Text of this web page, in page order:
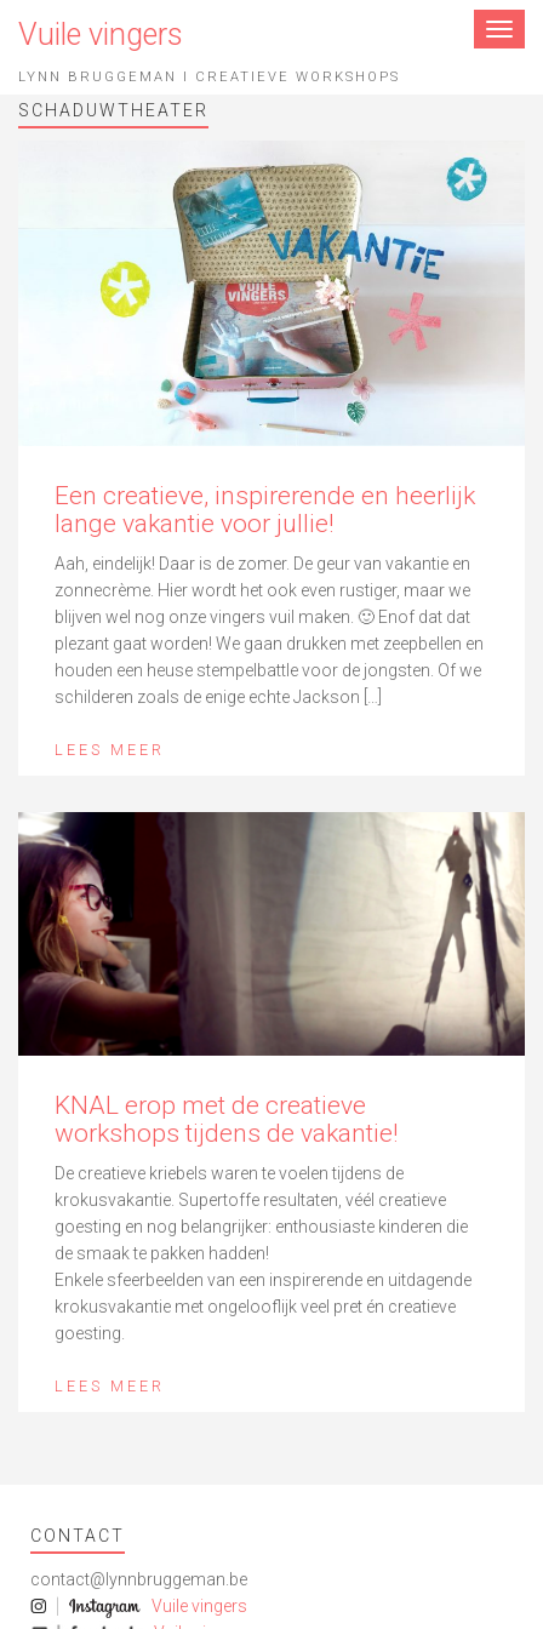
Toggle
Vuile vingers
LYNN BRUGGEMAN I CREATIEVE WORKSHOPS
SCHADUWTHEATER
Een creatieve, inspirerende en heerlijk
lange vakantie voor jullie!
Aah, eindelijk! Daar is de zomer. De geur van vakantie en
zonnecrème. Hier wordt het ook even rustiger, maar we
blijven wel nog onze vingers vuil maken. 🙂 Enof dat dat
plezant gaat worden! We gaan drukken met zeepbellen en
houden een heuse stempelbattle voor de jongsten. Of we
schilderen zoals de enige echte Jackson […]
LEES MEER
KNAL erop met de creatieve
workshops tijdens de vakantie!
De creatieve kriebels waren te voelen tijdens de
krokusvakantie. Supertoffe resultaten, véél creatieve
goesting en nog belangrijker: enthousiaste kinderen die
de smaak te pakken hadden!
Enkele sfeerbeelden van een inspirerende en uitdagende
krokusvakantie met ongelooflijk veel pret én creatieve
goesting.
LEES MEER
CONTACT
contact@lynnbruggeman.be
Vuile vingers